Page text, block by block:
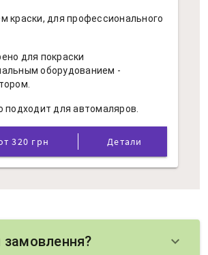
краски, для профессионального
для покраски
оборудованием -
подходит для автомаляров.
Цены от 320 грн Детали
замовлення? keyboard_arrow_down